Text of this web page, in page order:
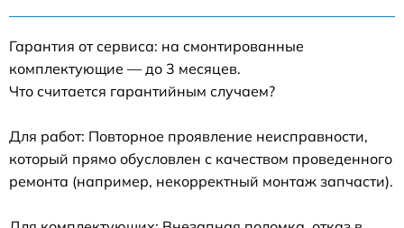
Гарантия от сервиса: на смонтированные
комплектующие — до 3 месяцев.
Что считается гарантийным случаем?
Для работ: Повторное проявление неисправности,
который прямо обусловлен с качеством проведенного
ремонта (например, некорректный монтаж запчасти).